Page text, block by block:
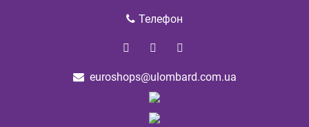
Телефон
euroshops@ulombard.com.ua